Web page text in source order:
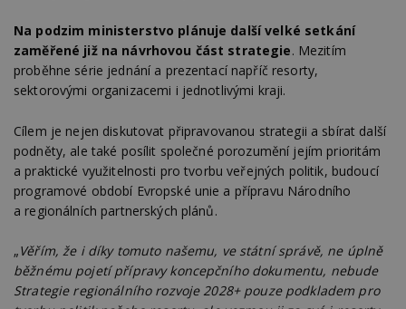
Na podzim ministerstvo plánuje další velké setkání
zaměřené již na návrhovou část strategie. Mezitím
proběhne série jednání a prezentací napříč resorty,
sektorovými organizacemi i jednotlivými kraji.
Cílem je nejen diskutovat připravovanou strategii a sbírat další
podněty, ale také posílit společné porozumění jejím prioritám
a praktické využitelnosti pro tvorbu veřejných politik, budoucí
programové období Evropské unie a přípravu Národního
a regionálních partnerských plánů.
„Věřím, že i díky tomuto našemu, ve státní správě, ne úplně
běžnému pojetí přípravy koncepčního dokumentu, nebude
Strategie regionálního rozvoje 2028+ pouze podkladem pro